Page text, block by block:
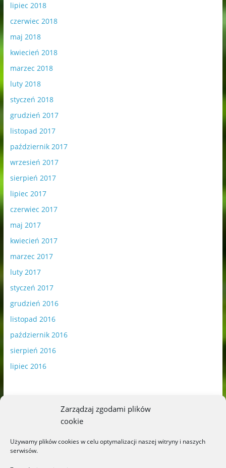
Zarządzaj zgodami plików
cookie
Używamy plików cookies w celu optymalizacji naszej witryny i naszych
serwisów.
lipiec 2018
czerwiec 2018
maj 2018
kwiecień 2018
marzec 2018
luty 2018
styczeń 2018
grudzień 2017
listopad 2017
październik 2017
wrzesień 2017
sierpień 2017
lipiec 2017
czerwiec 2017
maj 2017
kwiecień 2017
marzec 2017
luty 2017
styczeń 2017
grudzień 2016
listopad 2016
październik 2016
sierpień 2016
lipiec 2016